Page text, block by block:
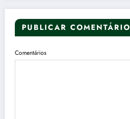
PUBLICAR COMENTÁRIO
Comentários